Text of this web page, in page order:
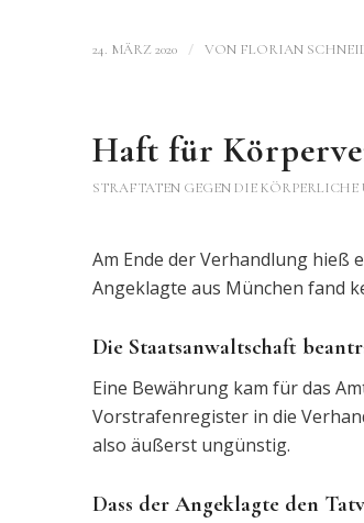
24. MÄRZ 2020 / VON FLORIAN
Haft für
STRAFTATEN GEGEN DIE
Am Ende der Verhandlung
Angeklagte aus München fand
Die Staatsanwaltschaft
Eine Bewährung kam für das
Vorstrafenregister in die
also äußerst ungünstig.
Dass der Angeklagte den